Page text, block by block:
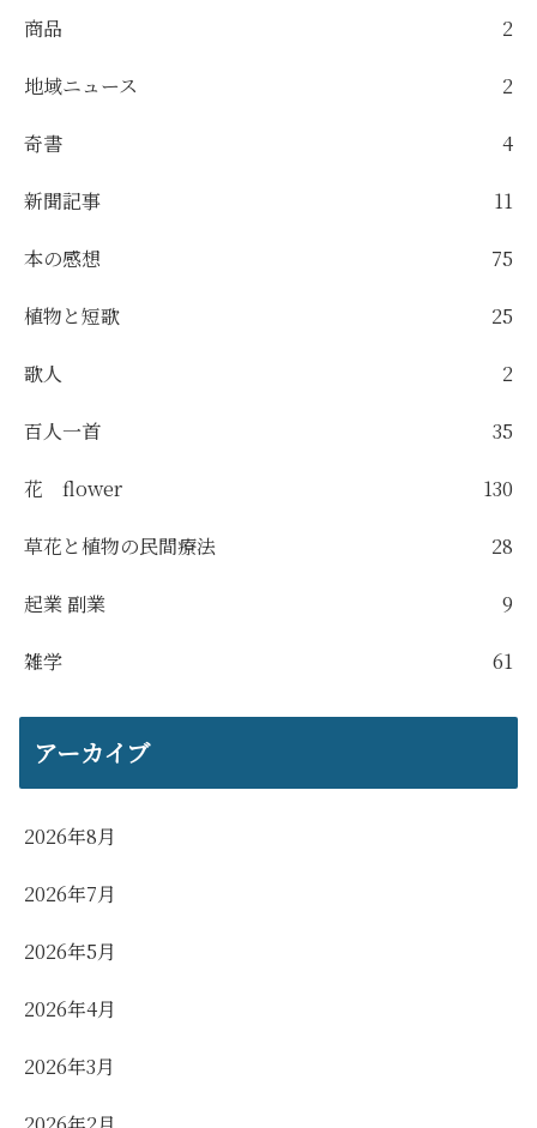
商品 2
地域ニュース 2
奇書 4
新聞記事 11
本の感想 75
植物と短歌 25
歌人 2
百人一首 35
花 flower 130
草花と植物の民間療法 28
起業 副業 9
雑学 61
アーカイブ
2026年8月
2026年7月
2026年5月
2026年4月
2026年3月